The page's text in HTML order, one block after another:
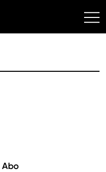
Lüdenscheid
Abo